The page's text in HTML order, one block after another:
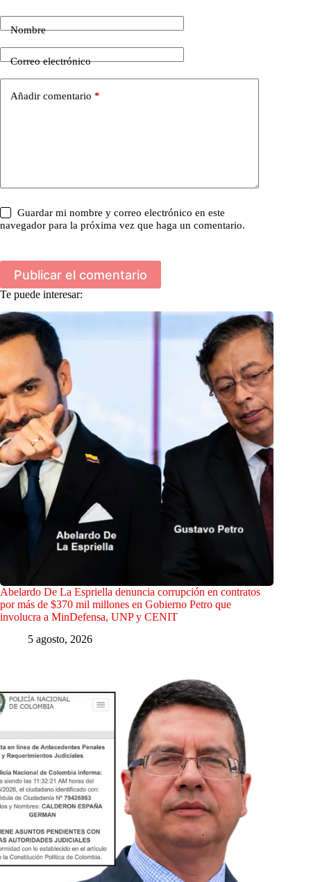
Nombre
Correo electrónico
Añadir comentario *
Guardar mi nombre y correo electrónico en este
navegador para la próxima vez que haga un comentario.
Publicar el comentario
Te puede interesar:
Abelardo De La Espriella denuncia corrupción en contratos
por más de $370 mil millones en Gobierno Petro que
involucra a MinDefensa, UNP y CENIT
5 agosto, 2026